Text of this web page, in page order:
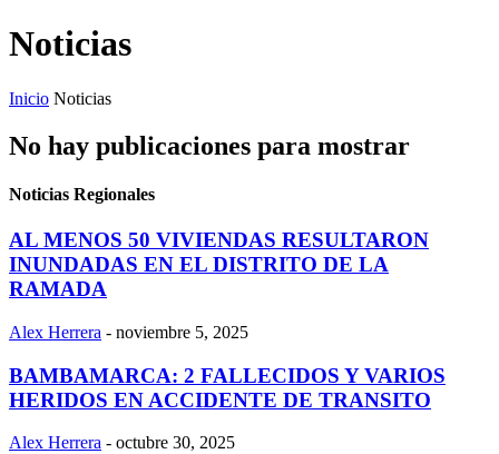
Noticias
Inicio Noticias
No hay publicaciones para mostrar
Noticias Regionales
AL MENOS 50 VIVIENDAS RESULTARON
INUNDADAS EN EL DISTRITO DE LA
RAMADA
Alex Herrera - noviembre 5, 2025
BAMBAMARCA: 2 FALLECIDOS Y VARIOS
HERIDOS EN ACCIDENTE DE TRANSITO
Alex Herrera - octubre 30, 2025